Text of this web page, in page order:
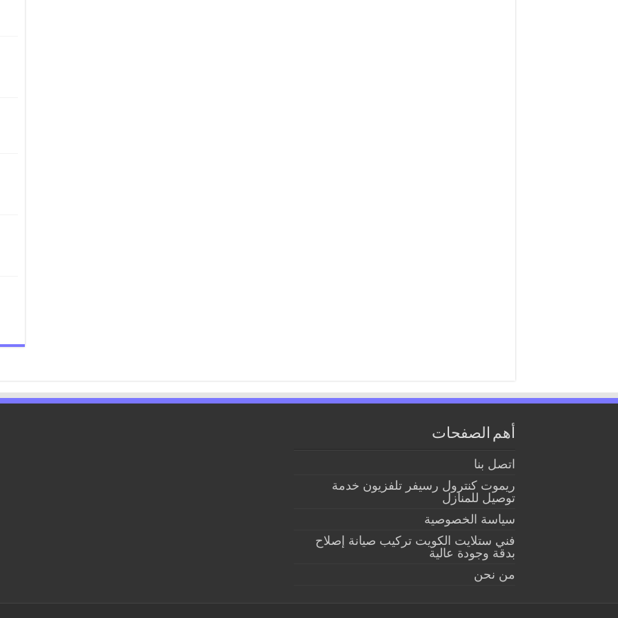
أهم الصفحات
اتصل بنا
ريموت كنترول رسيفر تلفزيون خدمة
توصيل للمنازل
سياسة الخصوصية
فني ستلايت الكويت تركيب صيانة إصلاح
بدقة وجودة عالية
من نحن